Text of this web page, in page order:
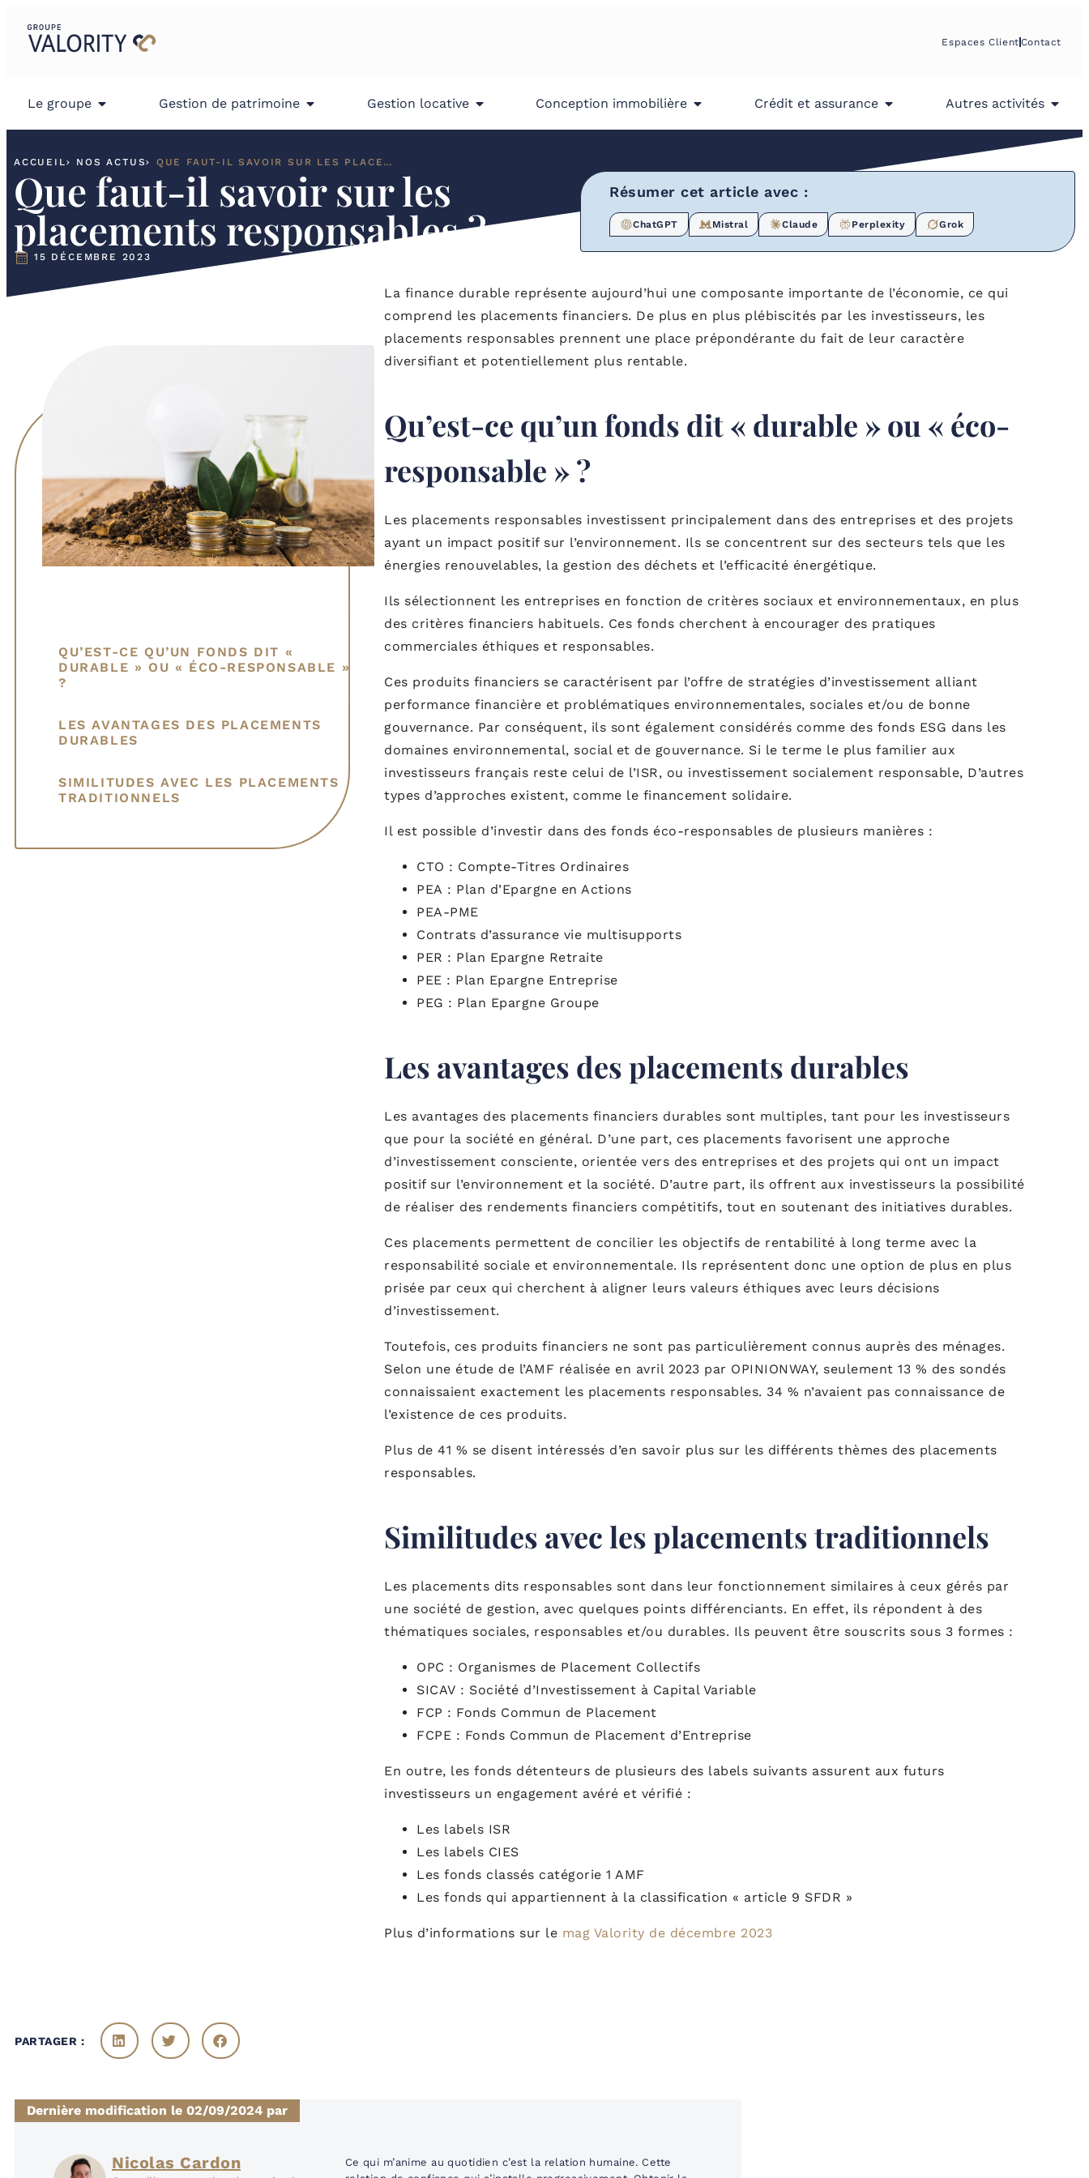
Espaces Client Contact
Le groupe Gestion de patrimoine Gestion locative Conception immobilière Crédit et assurance Autres activités
ACCUEIL NOS ACTUS QUE FAUT-IL SAVOIR SUR LES PLACEMENTS RESPONSABLES ?
Que faut-il savoir sur les
placements responsables ?
15 DÉCEMBRE 2023
Résumer cet article avec :
ChatGPT Mistral Claude Perplexity Grok
QU’EST-CE QU’UN FONDS DIT «
DURABLE » OU « ÉCO-RESPONSABLE »
?
LES AVANTAGES DES PLACEMENTS
DURABLES
SIMILITUDES AVEC LES PLACEMENTS
TRADITIONNELS
La finance durable représente aujourd’hui une composante importante de l’économie, ce qui
comprend les placements financiers. De plus en plus plébiscités par les investisseurs, les
placements responsables prennent une place prépondérante du fait de leur caractère
diversifiant et potentiellement plus rentable.
Qu’est-ce qu’un fonds dit « durable » ou « éco-
responsable » ?
Les placements responsables investissent principalement dans des entreprises et des projets
ayant un impact positif sur l’environnement. Ils se concentrent sur des secteurs tels que les
énergies renouvelables, la gestion des déchets et l’efficacité énergétique.
Ils sélectionnent les entreprises en fonction de critères sociaux et environnementaux, en plus
des critères financiers habituels. Ces fonds cherchent à encourager des pratiques
commerciales éthiques et responsables.
Ces produits financiers se caractérisent par l’offre de stratégies d’investissement alliant
performance financière et problématiques environnementales, sociales et/ou de bonne
gouvernance. Par conséquent, ils sont également considérés comme des fonds ESG dans les
domaines environnemental, social et de gouvernance. Si le terme le plus familier aux
investisseurs français reste celui de l’ISR, ou investissement socialement responsable, D’autres
types d’approches existent, comme le financement solidaire.
Il est possible d’investir dans des fonds éco-responsables de plusieurs manières :
CTO : Compte-Titres Ordinaires
PEA : Plan d’Epargne en Actions
PEA-PME
Contrats d’assurance vie multisupports
PER : Plan Epargne Retraite
PEE : Plan Epargne Entreprise
PEG : Plan Epargne Groupe
Les avantages des placements durables
Les avantages des placements financiers durables sont multiples, tant pour les investisseurs
que pour la société en général. D’une part, ces placements favorisent une approche
d’investissement consciente, orientée vers des entreprises et des projets qui ont un impact
positif sur l’environnement et la société. D’autre part, ils offrent aux investisseurs la possibilité
de réaliser des rendements financiers compétitifs, tout en soutenant des initiatives durables.
Ces placements permettent de concilier les objectifs de rentabilité à long terme avec la
responsabilité sociale et environnementale. Ils représentent donc une option de plus en plus
prisée par ceux qui cherchent à aligner leurs valeurs éthiques avec leurs décisions
d’investissement.
Toutefois, ces produits financiers ne sont pas particulièrement connus auprès des ménages.
Selon une étude de l’AMF réalisée en avril 2023 par OPINIONWAY, seulement 13 % des sondés
connaissaient exactement les placements responsables. 34 % n’avaient pas connaissance de
l’existence de ces produits.
Plus de 41 % se disent intéressés d’en savoir plus sur les différents thèmes des placements
responsables.
Similitudes avec les placements traditionnels
Les placements dits responsables sont dans leur fonctionnement similaires à ceux gérés par
une société de gestion, avec quelques points différenciants. En effet, ils répondent à des
thématiques sociales, responsables et/ou durables. Ils peuvent être souscrits sous 3 formes :
OPC : Organismes de Placement Collectifs
SICAV : Société d’Investissement à Capital Variable
FCP : Fonds Commun de Placement
FCPE : Fonds Commun de Placement d’Entreprise
En outre, les fonds détenteurs de plusieurs des labels suivants assurent aux futurs
investisseurs un engagement avéré et vérifié :
Les labels ISR
Les labels CIES
Les fonds classés catégorie 1 AMF
Les fonds qui appartiennent à la classification « article 9 SFDR »
Plus d’informations sur le mag Valority de décembre 2023
PARTAGER :
Dernière modification le 02/09/2024 par
Nicolas Cardon
Ce qui m’anime au quotidien c’est la relation humaine. Cette